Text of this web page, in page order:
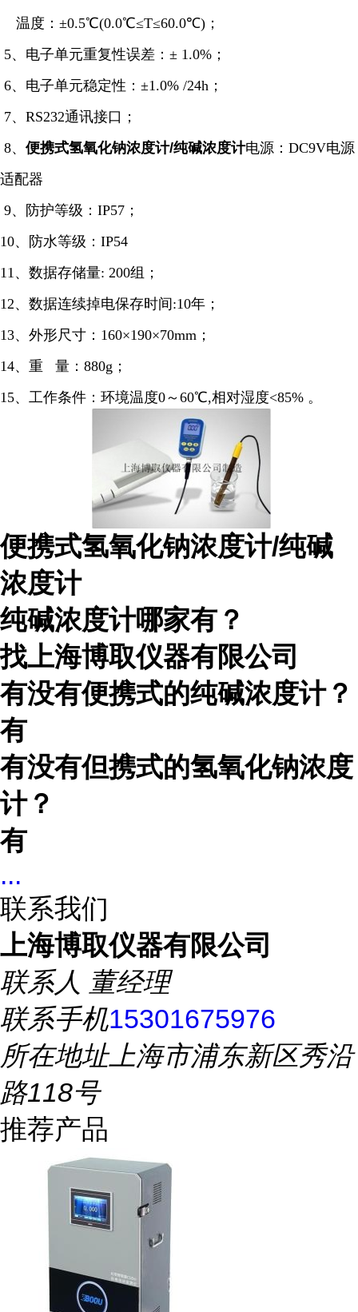
温度：±0.5℃(0.0℃≤T≤60.0℃)；
5、电子单元重复性误差：± 1.0%；
6、电子单元稳定性：±1.0% /24h；
7、RS232通讯接口；
8、 便携式氢氧化钠浓度计/纯碱浓度计电源：DC9V电源
适配器
9、防护等级：IP57；
10、防水等级：IP54
11、数据存储量: 200组；
12、数据连续掉电保存时间:10年；
13、外形尺寸：160×190×70mm；
14、重 量：880g；
15、工作条件：环境温度0～60℃,相对湿度<85% 。
便携式氢氧化钠浓度计/纯碱
浓度计
纯碱浓度计哪家有？
找上海博取仪器有限公司
有没有便携式的纯碱浓度计？
有
有没有但携式的氢氧化钠浓度
计？
有
...
联系我们
上海博取仪器有限公司
联系人 董经理
联系手机15301675976
所在地址上海市浦东新区秀沿
路118号
推荐产品